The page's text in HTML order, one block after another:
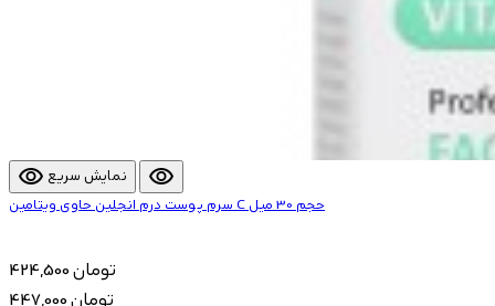
visibility نمایش سریع visibility
سرم پوست درم انجلین حاوی ویتامین C حجم 30 میل
424,500 تومان
447,000 تومان